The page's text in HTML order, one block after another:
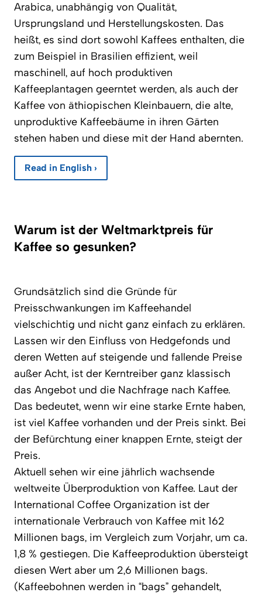
Arabica, unabhängig von Qualität,
Ursprungsland und Herstellungskosten. Das
heißt, es sind dort sowohl Kaffees enthalten, die
zum Beispiel in Brasilien effizient, weil
maschinell, auf hoch produktiven
Kaffeeplantagen geerntet werden, als auch der
Kaffee von äthiopischen Kleinbauern, die alte,
unproduktive Kaffeebäume in ihren Gärten
stehen haben und diese mit der Hand abernten.
Read in English ›
Warum ist der Weltmarktpreis für
Kaffee so gesunken?
Grundsätzlich sind die Gründe für
Preisschwankungen im Kaffeehandel
vielschichtig und nicht ganz einfach zu erklären.
Lassen wir den Einfluss von Hedgefonds und
deren Wetten auf steigende und fallende Preise
außer Acht, ist der Kerntreiber ganz klassisch
das Angebot und die Nachfrage nach Kaffee.
Das bedeutet, wenn wir eine starke Ernte haben,
ist viel Kaffee vorhanden und der Preis sinkt. Bei
der Befürchtung einer knappen Ernte, steigt der
Preis.
Aktuell sehen wir eine jährlich wachsende
weltweite Überproduktion von Kaffee. Laut der
International Coffee Organization ist der
internationale Verbrauch von Kaffee mit 162
Millionen bags, im Vergleich zum Vorjahr, um ca.
1,8 % gestiegen. Die Kaffeeproduktion übersteigt
diesen Wert aber um 2,6 Millionen bags.
(Kaffeebohnen werden in “bags” gehandelt,